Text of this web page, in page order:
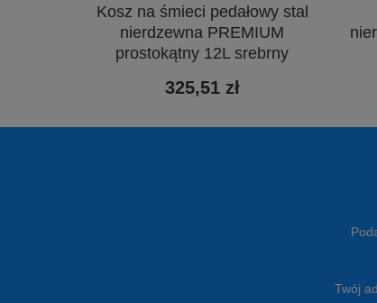
Kosz na śmieci pedałowy stal
nierdzewna PREMIUM
prostokątny 12L srebrny
325,51 zł
Twój